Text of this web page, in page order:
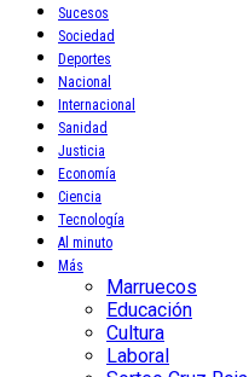
Sucesos
Sociedad
Deportes
Nacional
Internacional
Sanidad
Justicia
Economía
Ciencia
Tecnología
Al minuto
Más
Marruecos
Educación
Cultura
Laboral